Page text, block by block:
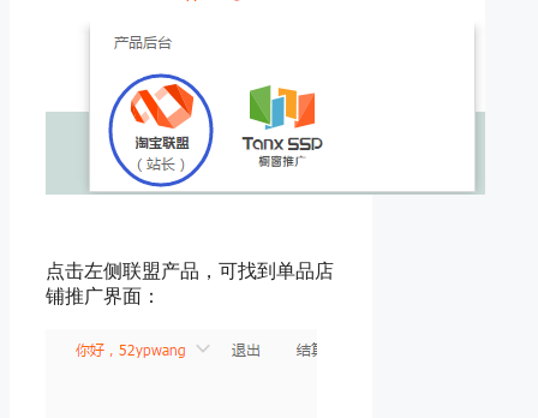
点击左侧联盟产品，可找到单品店
铺推广界面：